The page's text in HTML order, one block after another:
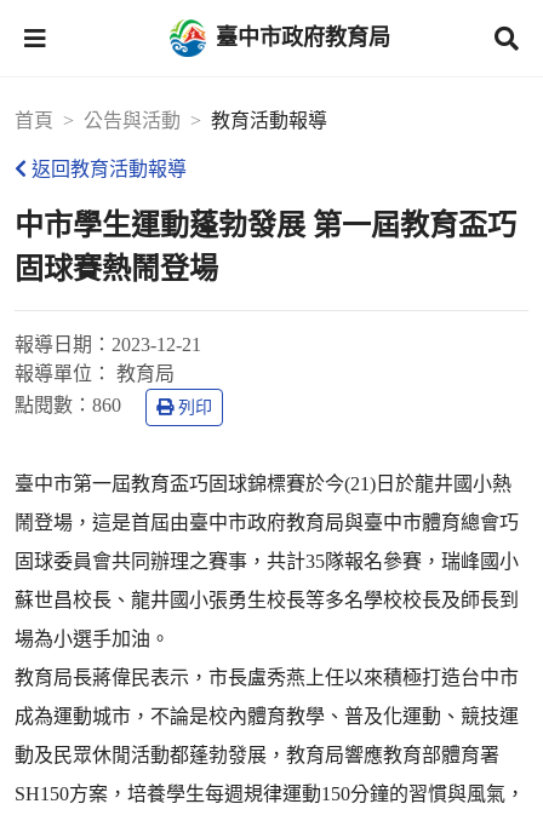
臺中市政府教育局
首頁 公告與活動 教育活動報導
返回教育活動報導
中市學生運動蓬勃發展 第一屆教育盃巧
固球賽熱鬧登場
報導日期： 2023-12-21
報導單位：
教育局
點閱數： 860 列印
臺中市第一屆教育盃巧固球錦標賽於今(21)日於龍井國小熱
鬧登場，這是首屆由臺中市政府教育局與臺中市體育總會巧
固球委員會共同辦理之賽事，共計35隊報名參賽，瑞峰國小
蘇世昌校長、龍井國小張勇生校長等多名學校校長及師長到
場為小選手加油。
教育局長蔣偉民表示，市長盧秀燕上任以來積極打造台中市
成為運動城市，不論是校內體育教學、普及化運動、競技運
動及民眾休閒活動都蓬勃發展，教育局響應教育部體育署
SH150方案，培養學生每週規律運動150分鐘的習慣與風氣，